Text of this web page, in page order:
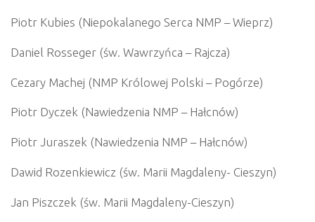
Piotr Kubies (Niepokalanego Serca NMP – Wieprz)
Daniel Rosseger (św. Wawrzyńca – Rajcza)
Cezary Machej (NMP Królowej Polski – Pogórze)
Piotr Dyczek (Nawiedzenia NMP – Hałcnów)
Piotr Juraszek (Nawiedzenia NMP – Hałcnów)
Dawid Rozenkiewicz (św. Marii Magdaleny- Cieszyn)
Jan Piszczek (św. Marii Magdaleny-Cieszyn)